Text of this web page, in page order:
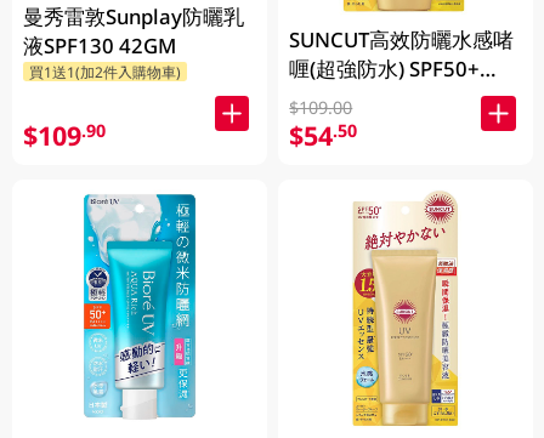
曼秀雷敦Sunplay防曬乳
液SPF130 42GM
買1送1(加2件入購物車)
$109.90
SUNCUT高效防曬水感啫
喱(超強防水) SPF50+
PA++++ (80g)
$109.00
$54.50